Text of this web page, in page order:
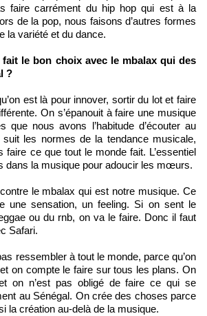
faire carrément du hip hop qui est à la
de la pop, nous faisons d’autres formes
la variété et du dance.
fait le bon choix avec le mbalax qui des
?
est là pour innover, sortir du lot et faire
On s’épanouit à faire une musique
que nous avons l’habitude d’écouter au
suit les normes de la tendance musicale,
faire ce que tout le monde fait. L’essentiel
dans la musique pour adoucir les mœurs.
le mbalax qui est notre musique. Ce
une sensation, un feeling. Si on sent le
ou du rnb, on va le faire. Donc il faut
Safari.
ressembler à tout le monde, parce qu’on
on compte le faire sur tous les plans. On
on n’est pas obligé de faire ce qui se
au Sénégal. On crée des choses parce
la création au-delà de la musique.